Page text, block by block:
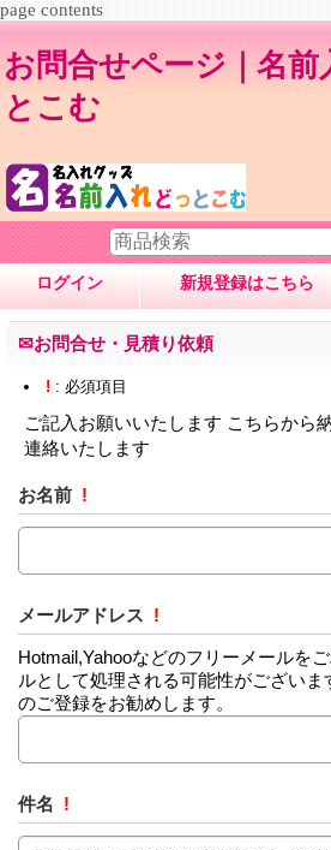
page contents
お問合せページ｜名前
とこむ
ログイン 新規登録はこちら
✉お問合せ・見積り依頼
! : 必須項目
ご記入お願いいたします こちらから
連絡いたします
お名前 !
メールアドレス !
Hotmail,Yahooなどのフリーメールを
ルとして処理される可能性がござい
のご登録をお勧めします。
件名 !